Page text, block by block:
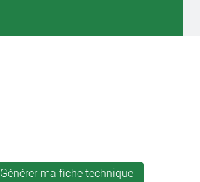
Générer ma fiche technique